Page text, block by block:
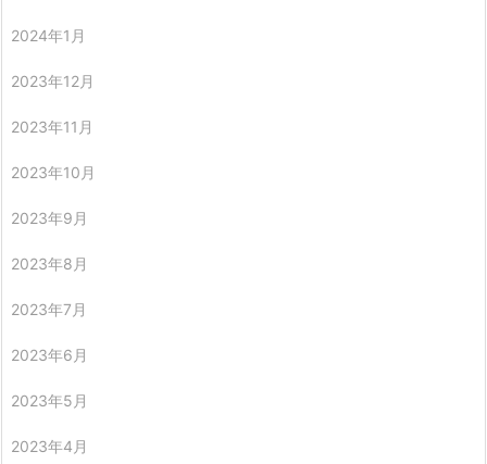
2024年1月
2023年12月
2023年11月
2023年10月
2023年9月
2023年8月
2023年7月
2023年6月
2023年5月
2023年4月